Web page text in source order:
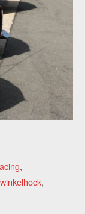
,
,